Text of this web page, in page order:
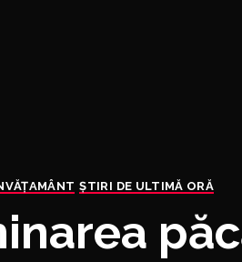
ȘTIRI DE ULTIMĂ ORĂ